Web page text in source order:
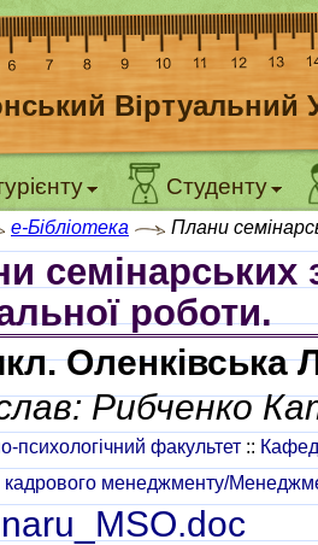
Віртуальний
Студенту
e-Бібліотека Плани
роботи.
Оленківська
Рибченко
психологічний факультет ::
менеджменту/